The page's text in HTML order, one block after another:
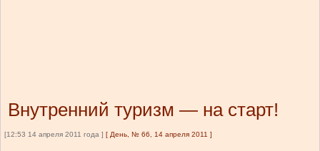
Внутренний туризм — на старт!
[12:53 14 апреля 2011 года ] [ День, № 66, 14 апреля 2011 ]